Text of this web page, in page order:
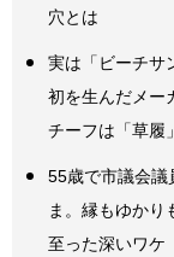
穴とは
実は「ビーチサ
初を生んだメー
チーフは「草履」
55歳で市議会議
ま。縁もゆかり
至った深いワケ